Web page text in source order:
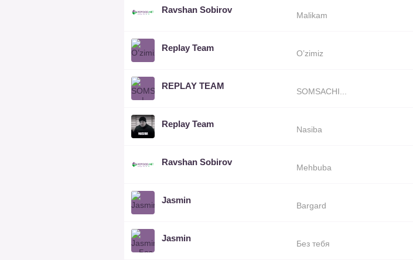
Ravshan Sobirov
Malikam
Replay Team
O’zimiz
REPLAY TEAM
SOMSACHI...
Replay Team
Nasiba
Ravshan Sobirov
Mehbuba
Jasmin
Bargard
Jasmin
Без тебя